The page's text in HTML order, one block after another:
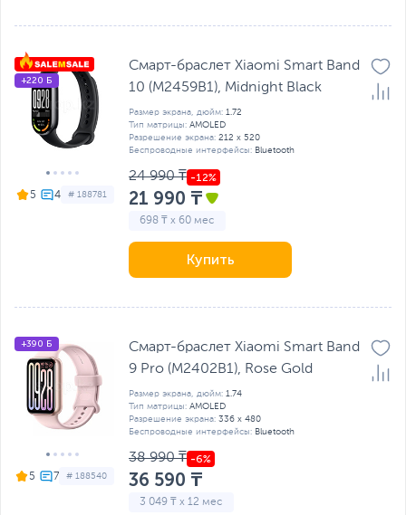
5 # 188781
+220 Б
Смарт-браслет Xiaomi Smart Band
10 (M2459B1), Midnight Black
Размер экрана, дюйм: 1.72
Тип матрицы: AMOLED
Разрешение экрана: 212 x 520
Беспроводные интерфейсы: Bluetooth
24 990 ₸
21 990 ₸
698 ₸ x 60 мес
Купить
5 # 188540
+390 Б
Смарт-браслет Xiaomi Smart Band
9 Pro (M2402B1), Rose Gold
Размер экрана, дюйм: 1.74
Тип матрицы: AMOLED
Разрешение экрана: 336 x 480
Беспроводные интерфейсы: Bluetooth
38 990 ₸
36 590 ₸
3 049 ₸ x 12 мес